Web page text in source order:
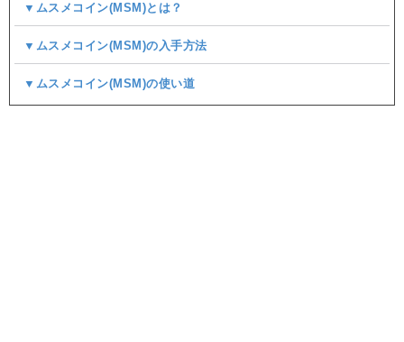
▼ムスメコイン(MSM)とは？
▼ムスメコイン(MSM)の入手方法
▼ムスメコイン(MSM)の使い道